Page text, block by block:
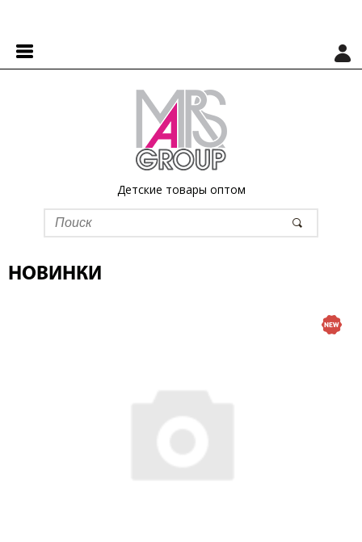
Детские товары оптом
НОВИНКИ